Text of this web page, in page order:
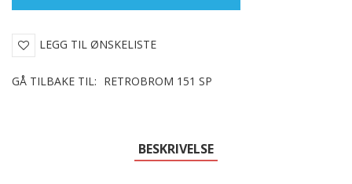
LEGG TIL ØNSKELISTE
GÅ TILBAKE TIL: RETROBROM 151 SP
BESKRIVELSE